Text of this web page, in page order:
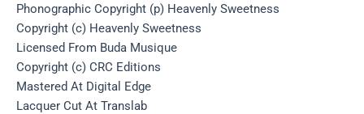
Phonographic Copyright (p) Heavenly Sweetness
Copyright (c) Heavenly Sweetness
Licensed From Buda Musique
Copyright (c) CRC Editions
Mastered At Digital Edge
Lacquer Cut At Translab